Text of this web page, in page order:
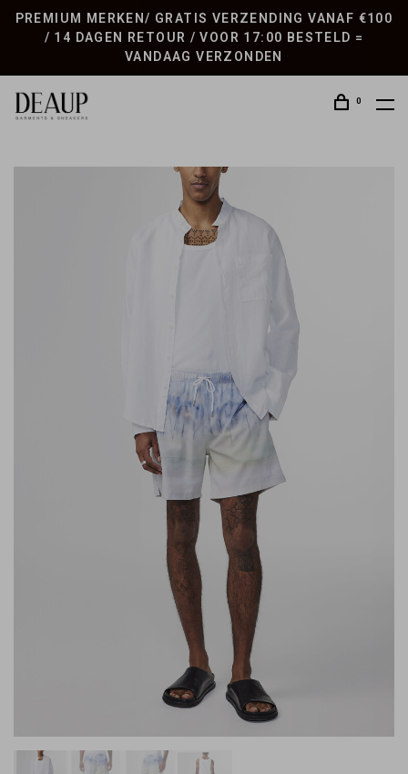
PREMIUM MERKEN/ GRATIS VERZENDING VANAF €100
/ 14 DAGEN RETOUR / VOOR 17:00 BESTELD =
VANDAAG VERZONDEN
0